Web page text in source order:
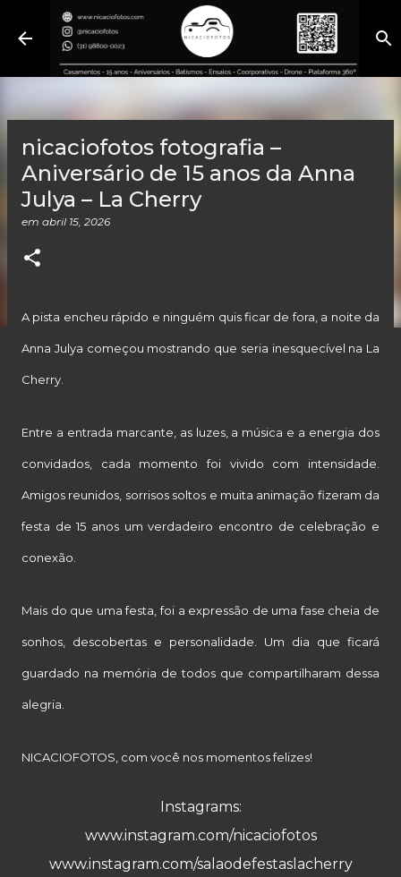
Pular para o conteúdo principal
nicaciofotos fotografia –
Aniversário de 15 anos da Anna
Julya – La Cherry
em abril 15, 2026
A pista encheu rápido e ninguém quis ficar de fora, a noite da
Anna Julya começou mostrando que seria inesquecível na La
Cherry.
Entre a entrada marcante, as luzes, a música e a energia dos
convidados, cada momento foi vivido com intensidade.
Amigos reunidos, sorrisos soltos e muita animação fizeram da
festa de 15 anos um verdadeiro encontro de celebração e
conexão.
Mais do que uma festa, foi a expressão de uma fase cheia de
sonhos, descobertas e personalidade. Um dia que ficará
guardado na memória de todos que compartilharam dessa
alegria.
NICACIOFOTOS, com você nos momentos felizes!
Instagrams:
www.instagram.com/nicaciofotos
www.instagram.com/salaodefestaslacherry